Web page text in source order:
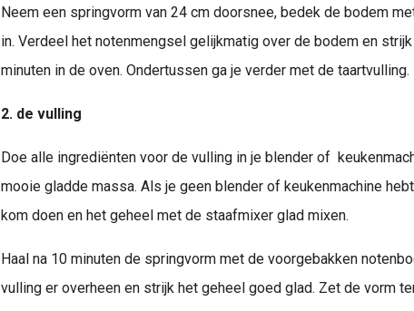
Neem een springvorm van 24 cm doorsnee, bedek de bodem
in. Verdeel het notenmengsel gelijkmatig over de bodem en
minuten in de oven. Ondertussen ga je verder met de taartvulling.
2. de vulling
Doe alle ingrediënten voor de vulling in je blender of
mooie gladde massa. Als je geen blender of keukenmachine
kom doen en het geheel met de staafmixer glad mixen.
Haal na 10 minuten de springvorm met de voorgebakken
vulling er overheen en strijk het geheel goed glad. Zet de vorm